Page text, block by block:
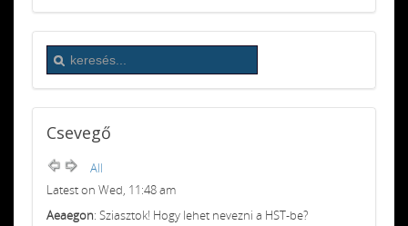
Csevegő
All
Latest on Wed, 11:48 am
Aeaegon: Sziasztok! Hogy lehet nevezni a HST-be?